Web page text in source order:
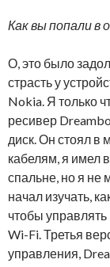
Как вы попали в
О, это было
страсть у
Nokia. Я только
ресивер
диск. Он стоял в
кабелям, я имел
спальне, но я не
начал изучать,
чтобы
Wi-Fi. Третья
управления,